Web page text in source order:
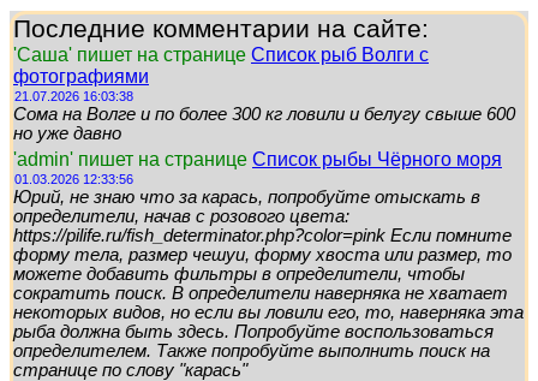
Последние комментарии на сайте:
'Саша' пишет на странице Список рыб Волги с
фотографиями
21.07.2026 16:03:38
Сома на Волге и по более 300 кг ловили и белугу свыше 600
но уже давно
'admin' пишет на странице Список рыбы Чёрного моря
01.03.2026 12:33:56
Юрий, не знаю что за карась, попробуйте отыскать в
определители, начав с розового цвета:
https://pilife.ru/fish_determinator.php?color=pink Если помните
форму тела, размер чешуи, форму хвоста или размер, то
можете добавить фильтры в определители, чтобы
сократить поиск. В определители наверняка не хватает
некоторых видов, но если вы ловили его, то, наверняка эта
рыба должна быть здесь. Попробуйте воспользоваться
определителем. Также попробуйте выполнить поиск на
странице по слову "карась"